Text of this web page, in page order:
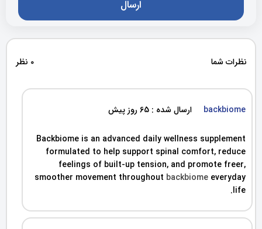
نظرات شما 0 نظر
backbiome ارسال شده : 65 روز پیش
Backbiome is an advanced daily wellness supplement
formulated to help support spinal comfort, reduce
feelings of built-up tension, and promote freer,
smoother movement throughout backbiome everyday
life.